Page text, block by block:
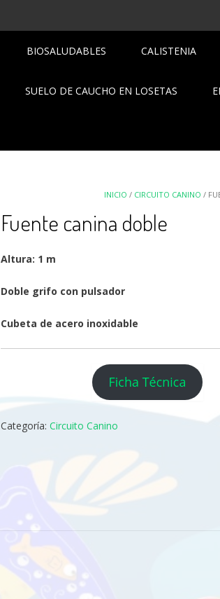
BIOSALUDABLES CALISTENIA
SUELO DE CAUCHO EN LOSETAS
INICIO / CIRCUITO CANINO /
Fuente canina doble
Altura: 1 m
Doble grifo con pulsador
Cubeta de acero inoxidable
Categoría: Circuito Canino